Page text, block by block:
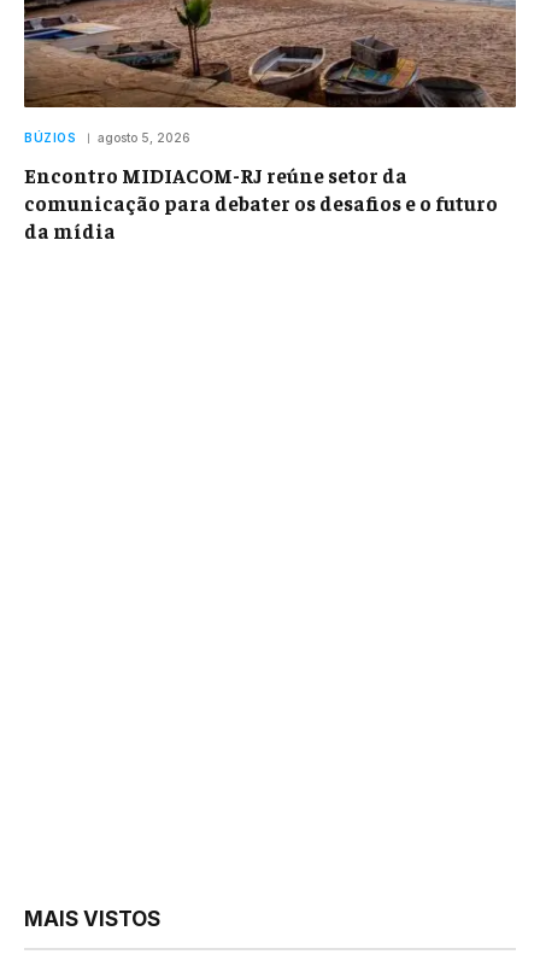
BÚZIOS agosto 5, 2026
Encontro MIDIACOM-RJ reúne setor da
comunicação para debater os desafios e o futuro
da mídia
MAIS VISTOS